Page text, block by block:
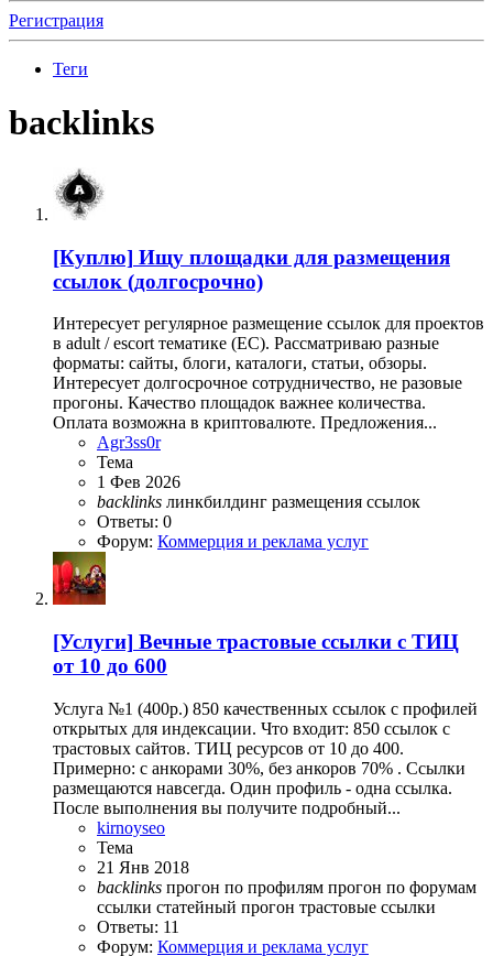
Регистрация
Теги
backlinks
[Куплю] Ищу площадки для размещения
ссылок (долгосрочно)
Интересует регулярное размещение ссылок для проектов
в adult / escort тематике (ЕС). Рассматриваю разные
форматы: сайты, блоги, каталоги, статьи, обзоры.
Интересует долгосрочное сотрудничество, не разовые
прогоны. Качество площадок важнее количества.
Оплата возможна в криптовалюте. Предложения...
Agr3ss0r
Тема
1 Фев 2026
backlinks линкбилдинг размещения ссылок
Ответы: 0
Форум: Коммерция и реклама услуг
[Услуги] Вечные трастовые ссылки с ТИЦ
от 10 до 600
Услуга №1 (400р.) 850 качественных ссылок с профилей
открытых для индексации. Что входит: 850 ссылок с
трастовых сайтов. ТИЦ ресурсов от 10 до 400.
Примерно: с анкорами 30%, без анкоров 70% . Ссылки
размещаются навсегда. Один профиль - одна ссылка.
После выполнения вы получите подробный...
kirnoyseo
Тема
21 Янв 2018
backlinks прогон по профилям прогон по форумам
ссылки статейный прогон трастовые ссылки
Ответы: 11
Форум: Коммерция и реклама услуг